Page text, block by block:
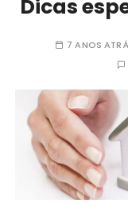
Dicas
7 ANOS